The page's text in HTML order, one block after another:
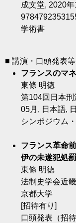
成文堂, 2020
学術書
■ 講演・口頭発表等
フランスのマ
東條 明徳
第104回日本
05月, 日本語,
シンポジウム
フランス革命
伊の未遂犯処
東條 明徳
法制史学会近
京都大学
[招待有り]
口頭発表（招待